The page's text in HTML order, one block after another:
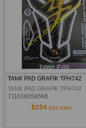
TANK PAD GRAFİK TPH742
TANK PAD GRAFİK TPH742
711616058568
₺154 KDV Dahil